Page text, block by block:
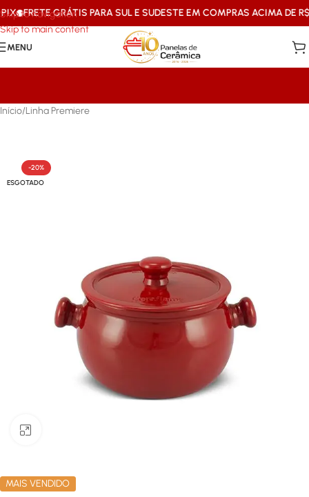
Skip to navigation
Skip to main content
FRETE GRÁTIS PARA SUL E SUDESTE EM COMPRAS ACIMA DE R$199
MENU
Início/Linha Premiere
-20%
ESGOTADO
MAIS VENDIDO